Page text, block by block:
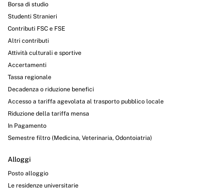
Pagamenti dell'amministrazione
Pianificazione e governo del territorio
Informazioni ambientali
Interventi straordinari e di emergenza
Altri contenuti
Attuazione misure PNRR
Borsa di studio
Studenti Stranieri
Contributi FSC e FSE
Altri contributi
Attività culturali e sportive
Accertamenti
Tassa regionale
Decadenza o riduzione benefici
Accesso a tariffa agevolata al trasporto pubblico locale
Riduzione della tariffa mensa
In Pagamento
Semestre filtro (Medicina, Veterinaria, Odontoiatria)
Alloggi
Posto alloggio
Le residenze universitarie